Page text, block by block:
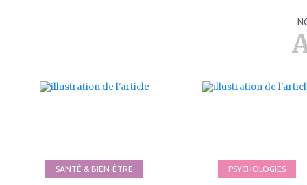
SANTÉ & BIEN-ÊTRE PSYCHOLOGIES